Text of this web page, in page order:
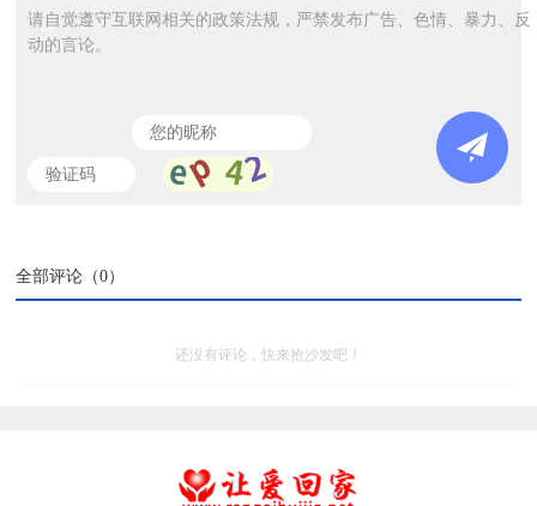
请自觉遵守互联网相关的政策法规，严禁发布广告、色情、暴力、反
动的言论。
全部评论（0）
还没有评论，快来抢沙发吧！